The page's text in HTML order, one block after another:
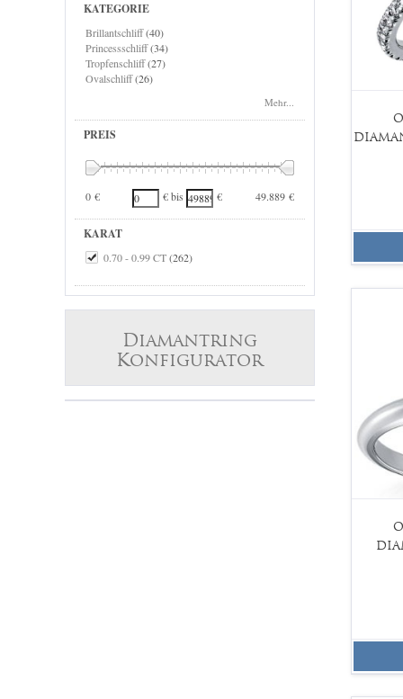
KATEGORIE
Brillantschliff(40)
Princessschliff(34)
Tropfenschliff(27)
Ovalschliff(26)
Emeraldschliff(31)
Radiantschliff
Memoire Ringe(7)
Mehr...
PREIS
0 € 49.889 €
€ bis €
KARAT
0.70 - 0.99 CT(262)
Diamantring
Konfigurator